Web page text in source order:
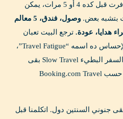
تعالى نتفق على حاجة: لو سافرت قبل كده 4 أو 5 مرات، يمكن
بتشبه بعض.
وصول، فندق، 5 معالم
ترجع البيت تعبان
ومش حاسس إنك سافرت. الإحساس ده اسمه “Travel Fatigue”،
وهو السبب الرئيسي إن ترند السفر البطيء Slow Travel بقى
الترند العالمي رقم 1 لـ 2026 حسب Booking.com Travel
جنوني السنتين دول. اتكلمنا قبل